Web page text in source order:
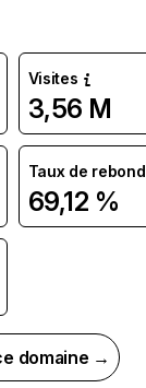
Visites
3,56 M
Taux de rebond
69,12 %
domaine →